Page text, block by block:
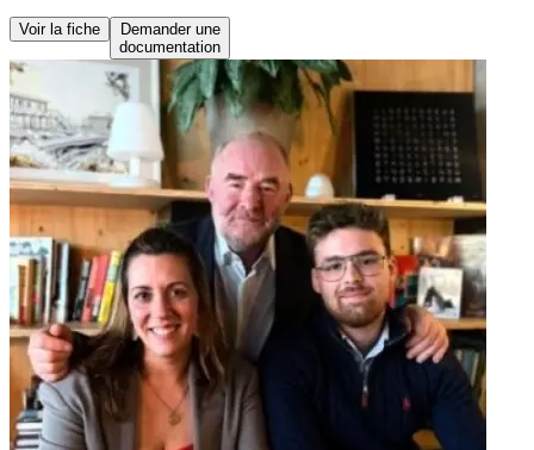
Voir la fiche
Demander une
documentation